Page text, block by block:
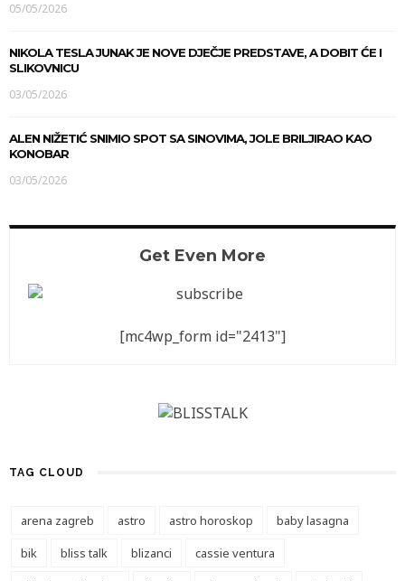
05/05/2026
NIKOLA TESLA JUNAK JE NOVE DJEČJE PREDSTAVE, A DOBIT ĆE I
SLIKOVNICU
03/05/2026
ALEN NIŽETIĆ SNIMIO SPOT SA SINOVIMA, JOLE BRILJIRAO KAO
KONOBAR
03/05/2026
Get Even More
[mc4wp_form id="2413"]
TAG CLOUD
arena zagreb astro astro horoskop
baby lasagna
bik
bliss talk blizanci
cassie ventura